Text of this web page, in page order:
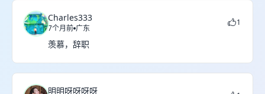
Charles333
7个月前 广东
1
羡慕，辞职
明明呀呀呀呀